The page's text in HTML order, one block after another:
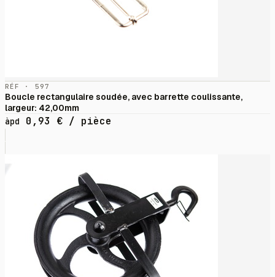
RÉF · 597
Boucle rectangulaire soudée, avec barrette coulissante,
largeur: 42,00mm
àpd
0,93 € / pièce